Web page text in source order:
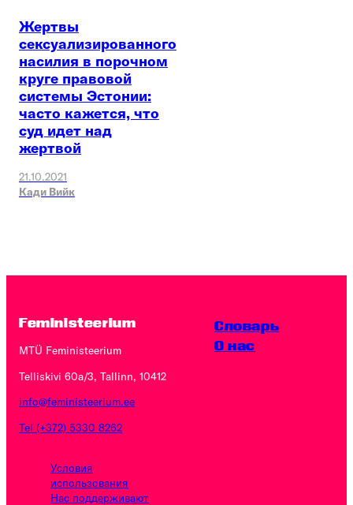
Жертвы
сексуализированного
насилия в порочном
круге правовой
системы Эстонии:
часто кажется, что
суд идет над
жертвой
21.10.2021
Кади Вийк
Feministeerium
MTÜ Feministeerium
Telliskivi 60a/3, Tallinn, 10412
info@feministeerium.ee
Tel (+372) 5330 8262
Условия
использования
Нас поддерживают
Словарь
O нас